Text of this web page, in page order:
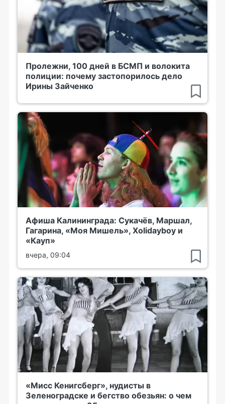
Пролежни, 100 дней в БСМП и волокита
полиции: почему застопорилось дело
Ирины Зайченко
Афиша Калининграда: Сукачёв, Маршал,
Гагарина, «Моя Мишель», Xolidayboy и
«Кауп»
вчера, 09:04
«Мисс Кенигсберг», нудисты в
Зеленоградске и бегство обезьян: о чем